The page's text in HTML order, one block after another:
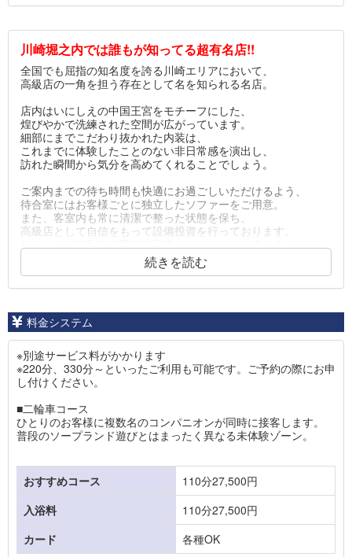
川崎堀之内では誰もが知ってる超有名店!!
全国でも屈指の知名度を誇る川崎エリアにおいて、
高級店の一角を担う存在として名を知られる名店。
店内はいにしえの中国王宮をモチーフにした、
煌びやかで洗練された空間が広がっています。
細部にまでこだわり抜かれた内装は、
これまでに体験したことのない非日常感を演出し、
訪れた瞬間から気分を高めてくれることでしょう。
ご案内までの待ち時間も快適にお過ごしいただけるよう、
待合室にはお客様ごとに独立したソファーをご用意。
また、客室内も常に清潔で整った状態を保ち、
高級店として自信をもって設備投資を行っております。
ぜひ、この特別な空間で非日常のひとときをお楽しみくださ
在籍する女性も、高級店ならではの厳しい基準のもと、
おしとやかさとグラマラスな魅力を併せ持つ女性たちが、
艶やかなチャイナドレス姿でお出迎えいたします。
その瞬間、まるで中国皇帝になったかのような気分を
味わっていただけるはずです。
これまでにない、極上の体験をぜひご堪能ください。
なお、お車でご来店のお客様には
敷地内駐車場も完備しております。
ご利用の際は、お気軽にお申し付けくださいませ。
続きを読む
料金システム
※別途サービス料がかかります
※220分、330分～といったご利用も可能です。ご予約の際にお申
し付けください。
■二輪車コース
ひとりのお客様に複数名のコンパニオンが同時に接客します。
普段のソープランド遊びとはまったく異なる未体験ゾーン。
おすすめコース
110分27,500円
入浴料
110分27,500円
カード
各種OK